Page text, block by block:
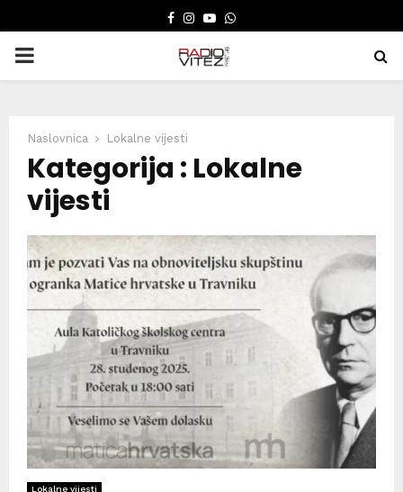
FACEBOOK
INSTAGRAM
YOUTUBE
WHATSAPP
PRIMARY
Naslovnica Lokalne vijesti
Kategorija : Lokalne
vijesti
Lokalne vijesti